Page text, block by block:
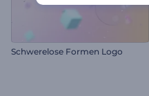
Schwerelose Formen Logo